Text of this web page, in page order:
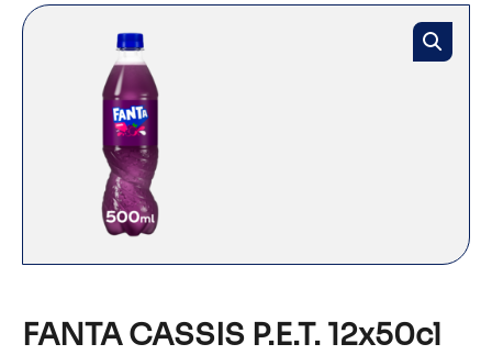
FANTA CASSIS P.E.T. 12x50cl